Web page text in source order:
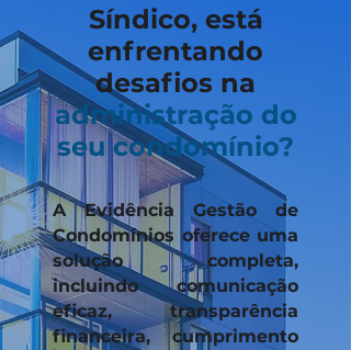
Síndico, está
enfrentando
desafios na
administração do
seu condomínio?
A Evidência Gestão de
Condomínios oferece uma
solução completa,
incluindo comunicação
eficaz, transparência
financeira, cumprimento